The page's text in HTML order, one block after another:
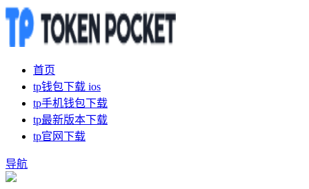
首页
tp钱包下载 ios
tp手机钱包下载
tp最新版本下载
tp官网下载
导航